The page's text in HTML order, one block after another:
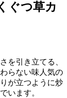
ぐつ草カ
を引き立てる、
らない味人気の
が立つように炒
います。